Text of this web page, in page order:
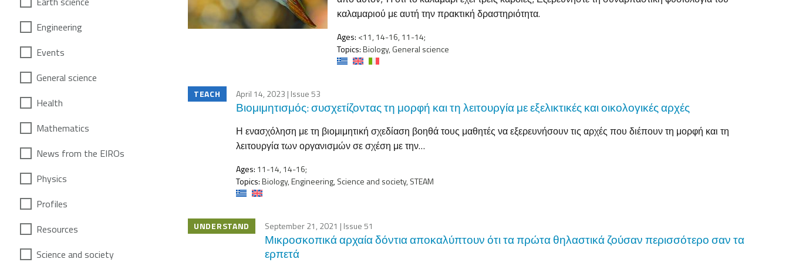
Engineering
Events
General science
Health
Mathematics
News from the EIROs
Physics
Profiles
Resources
Science and society
καλαμαριού με αυτή την πρακτική δραστηριότητα.
Ages: <11, 14-16, 11-14;
Topics:Biology, General science
TEACH April 14, 2023 | Issue 53
Βιομιμητισμός: συσχετίζοντας τη μορφή και τη λειτουργία με εξελικτικές και οικολογικές αρχές
Η ενασχόληση με τη βιομιμητική σχεδίαση βοηθά τους μαθητές να εξερευνήσουν τις αρχές που διέπουν τη μορφή και τη
λειτουργία των οργανισμών σε σχέση με την…
Ages: 11-14, 14-16;
Topics:Biology, Engineering, Science and society, STEAM
UNDERSTAND September 21, 2021 | Issue 51
Μικροσκοπικά αρχαία δόντια αποκαλύπτουν ότι τα πρώτα θηλαστικά ζούσαν περισσότερο σαν τα
ερπετά